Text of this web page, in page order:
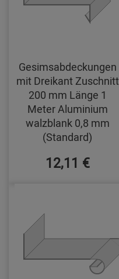
Gesimsabdeckungen
mit Dreikant Zuschnitt
200 mm Länge 1
Meter Aluminium
walzblank 0,8 mm
(Standard)
12,11 €